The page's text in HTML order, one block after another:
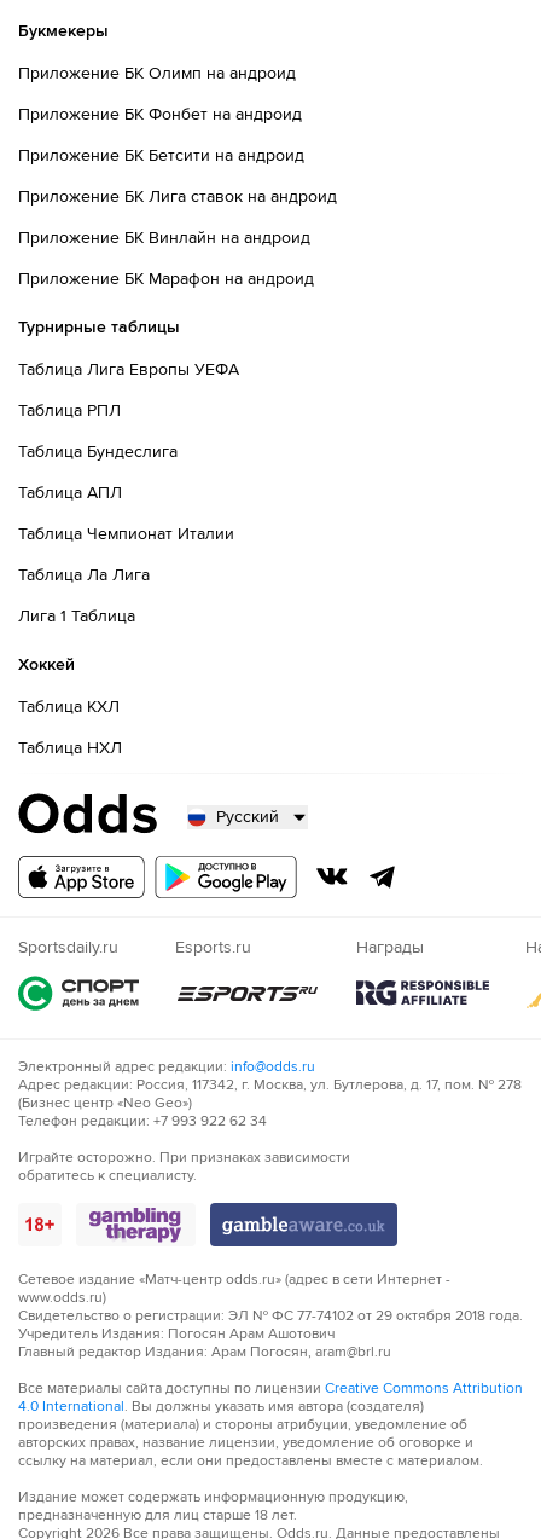
Букмекеры
Приложение БК Олимп на андроид
Приложение БК Фонбет на андроид
Приложение БК Бетсити на андроид
Приложение БК Лига ставок на андроид
Приложение БК Винлайн на андроид
Приложение БК Марафон на андроид
Турнирные таблицы
Таблица Лига Европы УЕФА
Таблица РПЛ
Таблица Бундеслига
Таблица АПЛ
Таблица Чемпионат Италии
Таблица Ла Лига
Лига 1 Таблица
Хоккей
Таблица КХЛ
Таблица НХЛ
Русский
Русский
Nigeria
Sportsdaily.ru Esports.ru Награды
Электронный адрес редакции: info@odds.ru
Адрес редакции: Россия, 117342, г. Москва, ул. Бутлерова, д. 17, пом. № 278
(Бизнес центр «Neo Geo»)
Телефон редакции: +7 993 922 62 34
Играйте осторожно. При признаках зависимости
обратитесь к специалисту.
Сетевое издание «Матч-центр odds.ru» (адрес в сети Интернет -
www.odds.ru)
Свидетельство о регистрации: ЭЛ № ФС 77-74102 от 29 октября 2018 года.
Учредитель Издания: Погосян Арам Ашотович
Главный редактор Издания: Арам Погосян, aram@brl.ru
Все материалы сайта доступны по лицензии Creative Commons Attribution
4.0 International. Вы должны указать имя автора (создателя)
произведения (материала) и стороны атрибуции, уведомление об
авторских правах, название лицензии, уведомление об оговорке и
ссылку на материал, если они предоставлены вместе с материалом.
Издание может содержать информационную продукцию,
предназначенную для лиц старше 18 лет.
Copyright 2026 Все права защищены. Odds.ru. Данные предоставлены